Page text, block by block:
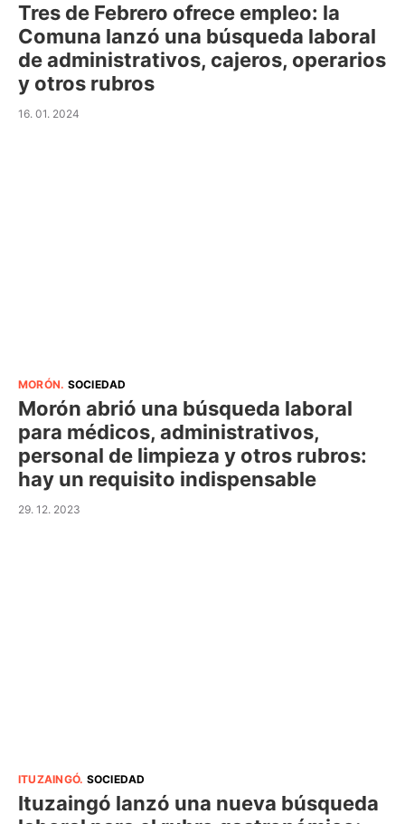
Tres de Febrero ofrece empleo: la
Comuna lanzó una búsqueda laboral
de administrativos, cajeros, operarios
y otros rubros
16. 01. 2024
MORÓN. SOCIEDAD
Morón abrió una búsqueda laboral
para médicos, administrativos,
personal de limpieza y otros rubros:
hay un requisito indispensable
29. 12. 2023
ITUZAINGÓ. SOCIEDAD
Ituzaingó lanzó una nueva búsqueda